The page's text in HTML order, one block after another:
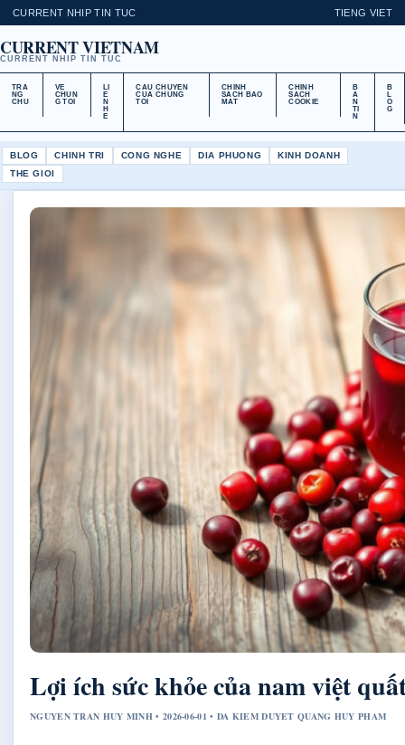
CURRENT NHIP TIN TUC TIENG VIET
CURRENT VIETNAM
CURRENT NHIP TIN TUC
TRA
NG
CHU
VE
CHUN
G TOI
LI
E
N
H
E
CAU CHUYEN
CUA CHUNG
TOI
CHINH
SACH BAO
MAT
CHINH
SACH
COOKIE
B
A
N
TI
N
B
L
O
G
BLOG CHINH TRI CONG NGHE DIA PHUONG
KINH DOANH
THE GIOI
Lợi ích sức khỏe của nam việt
NGUYEN TRAN HUY MINH • 2026-06-01 • DA KIEM DUYET QUANG HUY PHAM